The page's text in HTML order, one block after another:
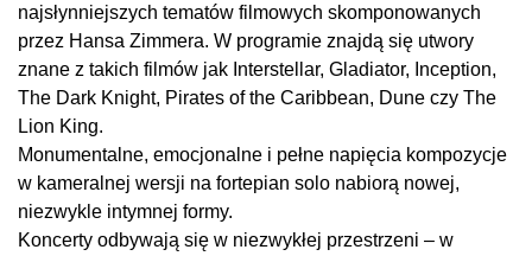
najsłynniejszych tematów filmowych skomponowanych
przez Hansa Zimmera. W programie znajdą się utwory
znane z takich filmów jak Interstellar, Gladiator, Inception,
The Dark Knight, Pirates of the Caribbean, Dune czy The
Lion King.
Monumentalne, emocjonalne i pełne napięcia kompozycje
w kameralnej wersji na fortepian solo nabiorą nowej,
niezwykle intymnej formy.
Koncerty odbywają się w niezwykłej przestrzeni – w